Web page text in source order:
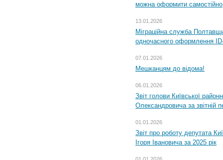
можна оформити самостійно
13.01.2026
Міграційна служба
одночасного оформлення
07.01.2026
Мешканцям до відома!
06.01.2026
Звіт голови Київської
Олександровича за звітній
01.01.2026
Звіт про роботу депутата
Ігоря Івановича за 2025 рік